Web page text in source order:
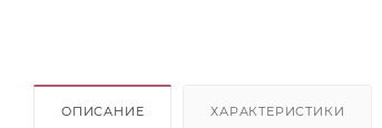
ОПИСАНИЕ ХАРАКТЕРИСТИКИ